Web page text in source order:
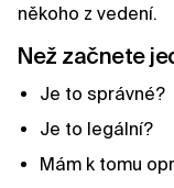
někoho z vedení.
Než začnete
Je to správné?
Je to legální?
Mám k tomu